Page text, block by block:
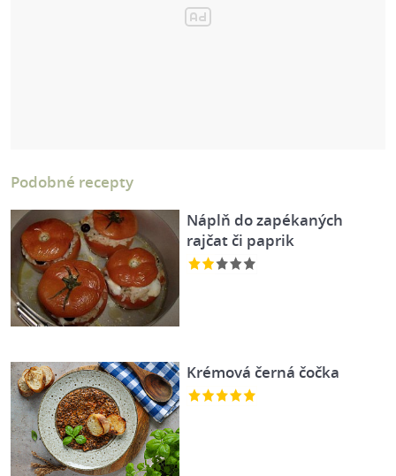
Podobné recepty
Náplň do zapékaných
rajčat či paprik
Krémová černá čočka